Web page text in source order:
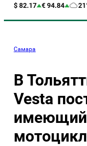
$ 82.17 € 94.84
Самара
В
Vesta
имеющий